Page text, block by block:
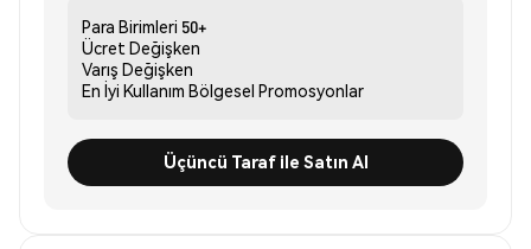
Para Birimleri 50+
Ücret Değişken
Varış Değişken
En İyi Kullanım Bölgesel Promosyonlar
Üçüncü Taraf ile Satın Al